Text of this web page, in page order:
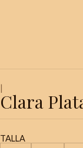
|
Clara
TALLA